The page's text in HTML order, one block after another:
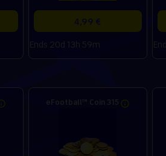
4,99 €
Ends 20d 13h 59m
eFootball™ Coin 315